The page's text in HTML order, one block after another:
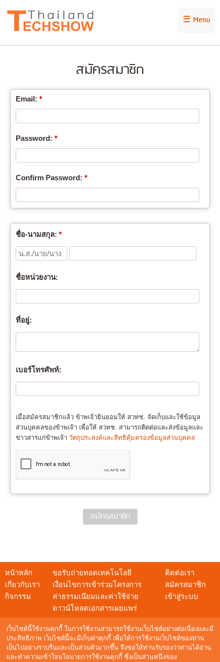
เว็บไซต์นี้ใช้งานคุกกี้ ในการใช้งานสามารถใช้งานเว็บไซต์อย่างต่อเนื่องและมี
ประสิทธิภาพ เว็บไซต์นี้จะมีเก็บค่าคุกกี้ เพื่อให้การใช้งานเว็บไซต์ของท่าน
เป็นไปอย่างราบรื่นและเป็นส่วนตัวมากขึ้น จึงขอให้ท่านรับรองว่าท่านได้อ่าน
และทำความเข้าใจนโยบายการใช้งานคุกกี้ ซึ่งเป็นส่วนหนึ่งของ
☰ Menu
สมัครสมาชิก
Email: *
Password: *
Confirm Password: *
ชื่อ-นามสกุล: *
ชื่อหน่วยงาน:
ที่อยู่:
เบอร์โทรศัพท์:
เมื่อสมัครสมาชิกแล้ว ข้าพเจ้ายินยอมให้ สวทช. จัดเก็บและใช้ข้อมูล
ส่วนบุคคลของข้าพเจ้า เพื่อให้ สวทช. สามารถติดต่อและส่งข้อมูลและ
ข่าวสารแก่ข้าพเจ้า วัตถุประสงค์และสิทธิคุ้มครองข้อมูลส่วนบุคคล
สมัครสมาชิก
หน้าหลัก
เกี่ยวกับเรา
กิจกรรม
ขอรับถ่ายทอดเทคโนโลยี
เงื่อนไขการเข้าร่วมโครงการ
ค่าธรรมเนียมและค่าใช้จ่าย
ดาวน์โหลดเอกสารเผยแพร่
ติดต่อเรา
สมัครสมาชิก
เข้าสู่ระบบ
สอบถามข้อมูล